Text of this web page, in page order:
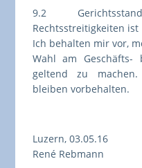
9.2
Rechtsstreitigkeiten
Ich behalten mir vor,
Wahl am Geschäfts-
geltend zu machen.
bleiben vorbehalten.
Luzern, 03.05.16
René Rebmann